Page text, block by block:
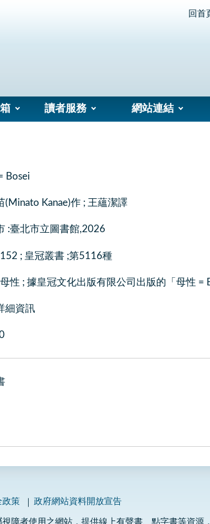
回首
讀者服務 網站連結
Bosei
(Minato Kanae)作 ; 王蘊潔譯
:臺北市立圖書館,2026
; 皇冠叢書 ;第5116種
性 ; 據皇冠文化出版有限公司出版的「母性 =
細資訊
政策 政府網站資料開放宣告
障者使用之網站，提供線上有聲書、點字書等資源